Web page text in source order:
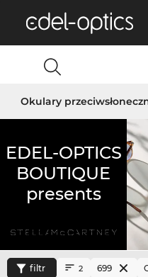
Okulary
EDEL-OPTICS
BOUTIQUE
presents
filtr 2 699